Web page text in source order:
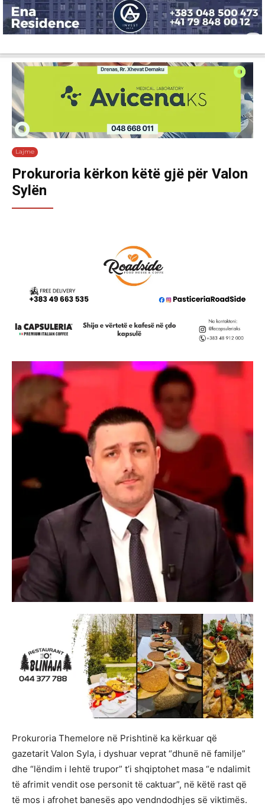
Lajme
Prokuroria kërkon këtë gjë për Valon
Sylën
Prokuroria Themelore në Prishtinë ka kërkuar që
gazetarit Valon Syla, i dyshuar veprat “dhunë në familje”
dhe “lëndim i lehtë trupor” t’i shqiptohet masa “e ndalimit
të afrimit vendit ose personit të caktuar”, në këtë rast që
të mos i afrohet banesës apo vendndodhjes së viktimës.